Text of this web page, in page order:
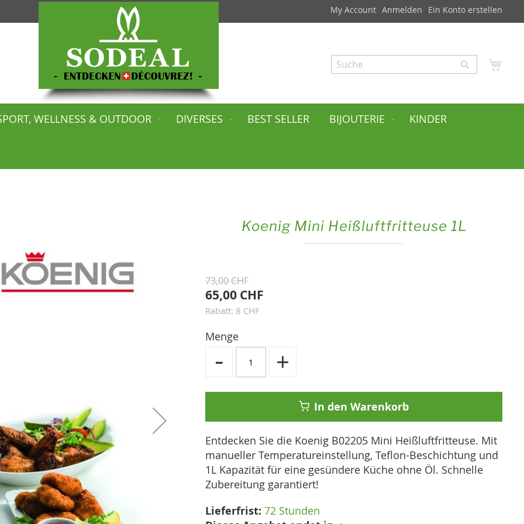
My Account Anmelden Ein Konto erstellen
Search
WELLNESS & OUTDOOR DIVERSES BEST SELLER BIJOUTERIE KINDER
Koenig Mini Heißluftfritteuse 1L
73,00 CHF
65,00 CHF
Rabatt: 8 CHF
Menge
- +
In den Warenkorb
Entdecken Sie die Koenig B02205 Mini Heißluftfritteuse. Mit
manueller Temperatureinstellung, Teflon-Beschichtung und
1L Kapazität für eine gesündere Küche ohne Öl. Schnelle
Zubereitung garantiert!
Lieferfrist: 72 Stunden